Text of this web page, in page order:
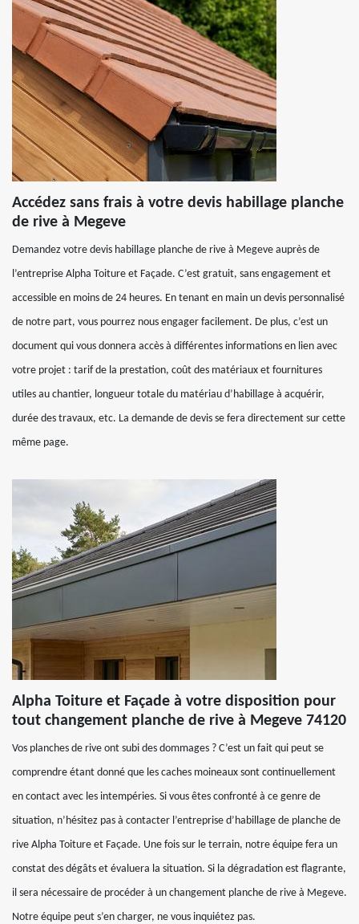
Accédez sans frais à votre devis habillage planche
de rive à Megeve
Demandez votre devis habillage planche de rive à Megeve auprès de
l’entreprise Alpha Toiture et Façade. C’est gratuit, sans engagement et
accessible en moins de 24 heures. En tenant en main un devis personnalisé
de notre part, vous pourrez nous engager facilement. De plus, c’est un
document qui vous donnera accès à différentes informations en lien avec
votre projet : tarif de la prestation, coût des matériaux et fournitures
utiles au chantier, longueur totale du matériau d’habillage à acquérir,
durée des travaux, etc. La demande de devis se fera directement sur cette
même page.
Alpha Toiture et Façade à votre disposition pour
tout changement planche de rive à Megeve 74120
Vos planches de rive ont subi des dommages ? C’est un fait qui peut se
comprendre étant donné que les caches moineaux sont continuellement
en contact avec les intempéries. Si vous êtes confronté à ce genre de
situation, n’hésitez pas à contacter l’entreprise d’habillage de planche de
rive Alpha Toiture et Façade. Une fois sur le terrain, notre équipe fera un
constat des dégâts et évaluera la situation. Si la dégradation est flagrante,
il sera nécessaire de procéder à un changement planche de rive à Megeve.
Notre équipe peut s’en charger, ne vous inquiétez pas.